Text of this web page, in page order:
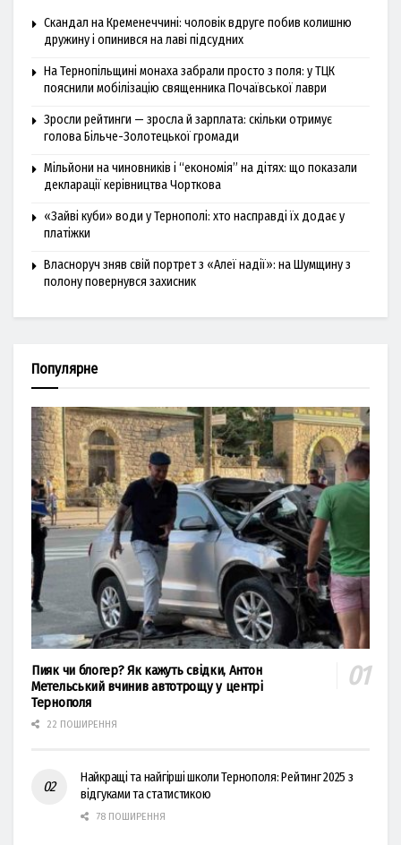
Скандал на Кременеччині: чоловік вдруге побив колишню
дружину і опинився на лаві підсудних
На Тернопільщині монаха забрали просто з поля: у ТЦК
пояснили мобілізацію священника Почаївської лаври
Зросли рейтинги — зросла й зарплата: скільки отримує
голова Більче-Золотецької громади
Мільйони на чиновників і “економія” на дітях: що показали
декларації керівництва Чорткова
«Зайві куби» води у Тернополі: хто насправді їх додає у
платіжки
Власноруч зняв свій портрет з «Алеї надії»: на Шумщину з
полону повернувся захисник
Популярне
Пияк чи блогер? Як кажуть свідки, Антон
Метельський вчинив автотрощу у центрі
Тернополя
22 ПОШИРЕННЯ
Найкращі та найгірші школи Тернополя: Рейтинг 2025 з
відгуками та статистикою
78 ПОШИРЕННЯ